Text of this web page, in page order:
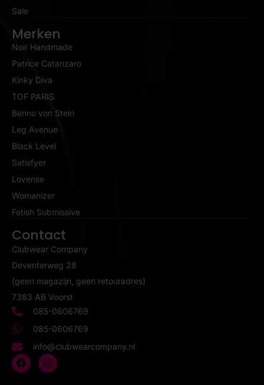
Sale
Merken
Noir Handmade
Patrice Catanzaro
Kinky Diva
TOF PARIS
Benno von Stein
Leg Avenue
Black Level
Satisfyer
Lovense
Womanizer
Fetish Submissive
Contact
Clubwear Company
Deventerweg 28
(geen magazijn, geen retouradres)
7383 AB Voorst
085-0606769
085-0606769
info@clubwearcompany.nl